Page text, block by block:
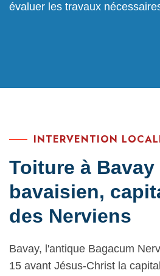
évaluer les travaux
INTERVENTION
Toiture à
bavaisien,
des Nerviens
Bavay, l'antique Bagacum
15 avant Jésus-Christ la